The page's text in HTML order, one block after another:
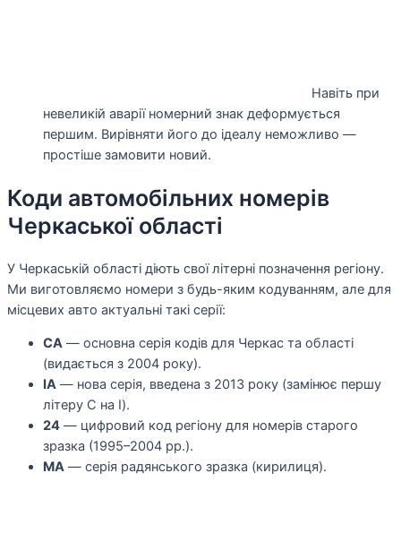
Навіть при
невеликій аварії номерний знак деформується
першим. Вирівняти його до ідеалу неможливо —
простіше замовити новий.
Коди автомобільних номерів
Черкаської області
У Черкаській області діють свої літерні позначення регіону.
Ми виготовляємо номери з будь-яким кодуванням, але для
місцевих авто актуальні такі серії:
CA — основна серія кодів для Черкас та області
(видається з 2004 року).
IA — нова серія, введена з 2013 року (замінює першу
літеру С на I).
24 — цифровий код регіону для номерів старого
зразка (1995–2004 рр.).
МА — серія радянського зразка (кирилиця).